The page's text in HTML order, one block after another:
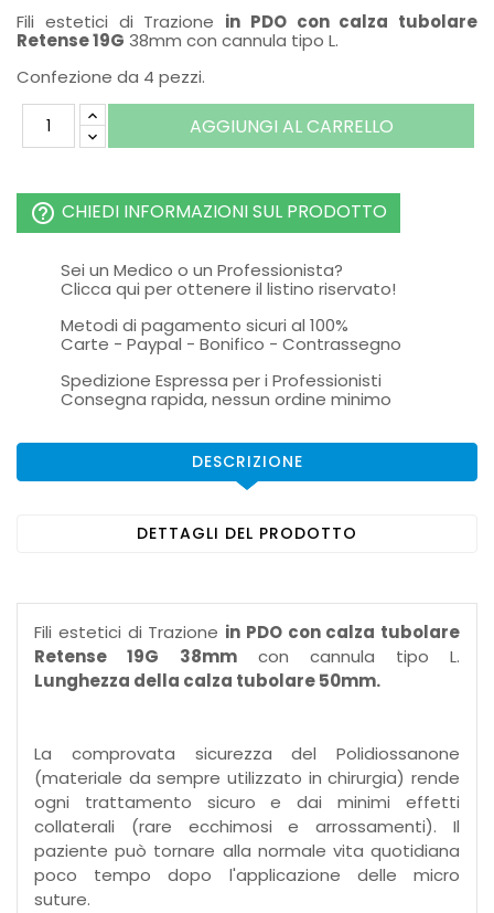
Fili estetici di Trazione in PDO con calza tubolare
Retense 19G 38mm con cannula tipo L.
Confezione da 4 pezzi.
AGGIUNGI AL CARRELLO
help_outline CHIEDI INFORMAZIONI SUL PRODOTTO
Sei un Medico o un Professionista?
Clicca qui per ottenere il listino riservato!
Metodi di pagamento sicuri al 100%
Carte - Paypal - Bonifico - Contrassegno
Spedizione Espressa per i Professionisti
Consegna rapida, nessun ordine minimo
DESCRIZIONE
DETTAGLI DEL PRODOTTO
Fili estetici di Trazione in PDO con calza tubolare
Retense 19G
38mm con cannula tipo L.
Lunghezza della calza tubolare 50mm.
La comprovata sicurezza del Polidiossanone
(materiale da sempre utilizzato in chirurgia) rende
ogni trattamento sicuro e dai minimi effetti
collaterali (rare ecchimosi e arrossamenti). Il
paziente può tornare alla normale vita quotidiana
poco tempo dopo l'applicazione delle micro
suture.